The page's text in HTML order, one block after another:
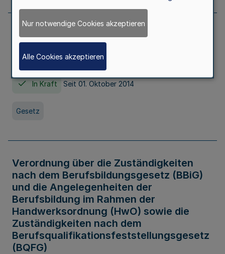
Gesetz über die Hochschulen des Landes
Nordrhein-Westfalen (Hochschulgesetz -
HG)
In Kraft Seit 01. Oktober 2014
Gesetz
Verordnung über die Zuständigkeiten
nach dem Berufsbildungsgesetz (BBiG)
und die Angelegenheiten der
Berufsbildung im Rahmen der
Handwerksordnung (HwO) sowie die
Zuständigkeiten nach dem
Berufsqualifikationsfeststellungsgesetz
(BQFG)
Nur notwendige Cookies akzeptieren
Alle Cookies akzeptieren